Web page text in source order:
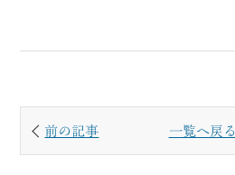
前の記事 一覧へ戻る